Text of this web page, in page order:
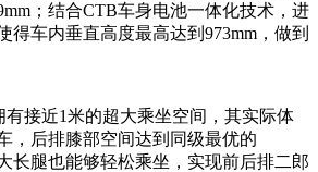
；结合CTB车身电池一体化技术，进
得车内垂直高度最高达到973mm，做到
有接近1米的超大乘坐空间，其实际体
，后排膝部空间达到同级最优的
长腿也能够轻松乘坐，实现前后排二郎